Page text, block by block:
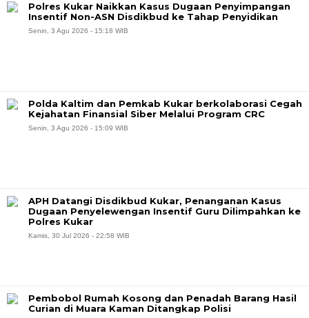
Polres Kukar Naikkan Kasus Dugaan Penyimpangan
Insentif Non-ASN Disdikbud ke Tahap Penyidikan
Senin, 3 Agu 2026 - 15:18 WIB
Polda Kaltim dan Pemkab Kukar berkolaborasi Cegah
Kejahatan Finansial Siber Melalui Program CRC
Senin, 3 Agu 2026 - 15:09 WIB
APH Datangi Disdikbud Kukar, Penanganan Kasus
Dugaan Penyelewengan Insentif Guru Dilimpahkan ke
Polres Kukar
Kamis, 30 Jul 2026 - 22:58 WIB
Pembobol Rumah Kosong dan Penadah Barang Hasil
Curian di Muara Kaman Ditangkap Polisi